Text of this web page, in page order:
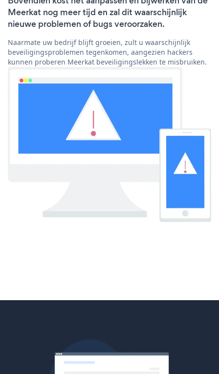
Meerkat nog meer tijd en zal dit waarschijnlijk
nieuwe problemen of bugs veroorzaken.
Naarmate uw bedrijf blijft groeien, zult u waarschijnlijk
beveiligingsproblemen tegenkomen, aangezien hackers
kunnen proberen Meerkat beveiligingslekken te misbruiken.